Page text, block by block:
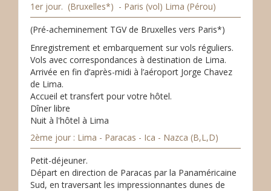
1er jour. (Bruxelles*) - Paris (vol) Lima (Pérou)
(Pré-acheminement TGV de Bruxelles vers Paris*)
Enregistrement et embarquement sur vols réguliers.
Vols avec correspondances à destination de Lima.
Arrivée en fin d’après-midi à l’aéroport Jorge Chavez
de Lima.
Accueil et transfert pour votre hôtel.
Dîner libre
Nuit à l'hôtel à Lima
2ème jour : Lima - Paracas - Ica - Nazca (B,L,D)
Petit-déjeuner.
Départ en direction de Paracas par la Panaméricaine
Sud, en traversant les impressionnantes dunes de